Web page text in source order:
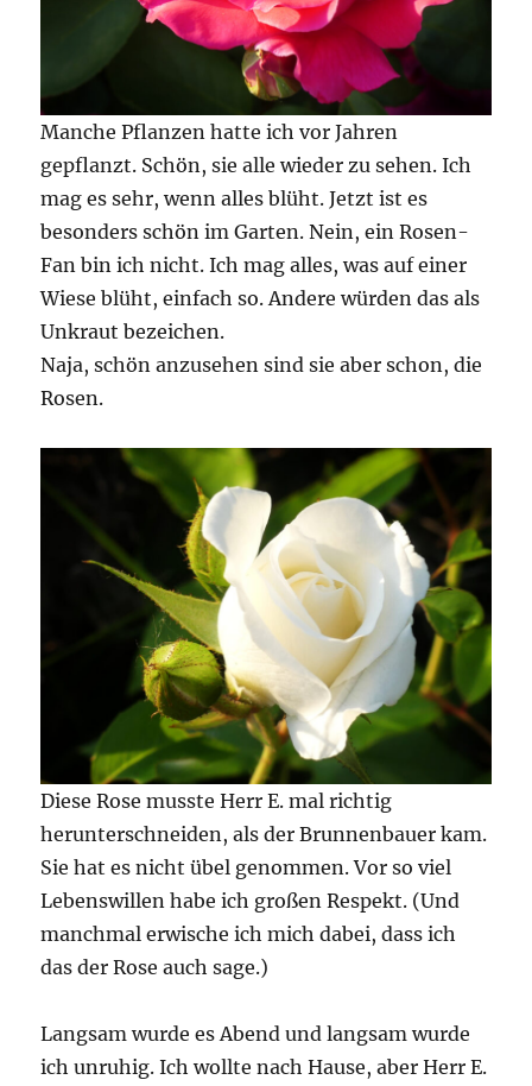
Manche Pflanzen hatte ich vor Jahren
gepflanzt. Schön, sie alle wieder zu sehen. Ich
mag es sehr, wenn alles blüht. Jetzt ist es
besonders schön im Garten. Nein, ein Rosen-
Fan bin ich nicht. Ich mag alles, was auf einer
Wiese blüht, einfach so. Andere würden das als
Unkraut bezeichen.
Naja, schön anzusehen sind sie aber schon, die
Rosen.
Diese Rose musste Herr E. mal richtig
herunterschneiden, als der Brunnenbauer kam.
Sie hat es nicht übel genommen. Vor so viel
Lebenswillen habe ich großen Respekt. (Und
manchmal erwische ich mich dabei, dass ich
das der Rose auch sage.)
Langsam wurde es Abend und langsam wurde
ich unruhig. Ich wollte nach Hause, aber Herr E.